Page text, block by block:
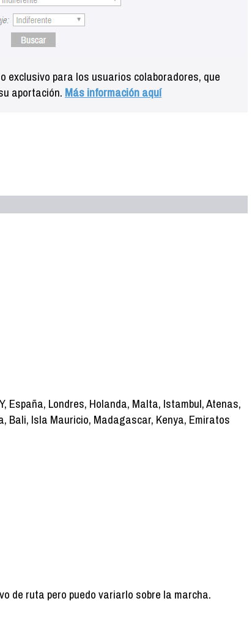
exclusivo para los usuarios colaboradores, que
aportación. Más información aquí
España, Londres, Holanda, Malta, Istambul, Atenas,
Bali, Isla Mauricio, Madagascar, Kenya, Emiratos
de ruta pero puedo variarlo sobre la marcha.